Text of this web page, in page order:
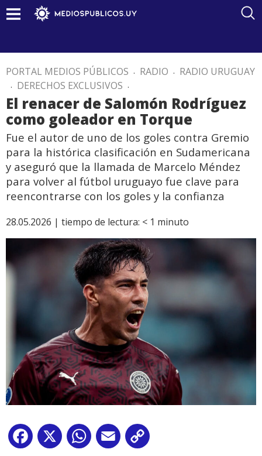
PORTAL MEDIOS PÚBLICOS . RADIO . RADIO URUGUAY
. DERECHOS EXCLUSIVOS .
El renacer de Salomón Rodríguez
como goleador en Torque
Fue el autor de uno de los goles contra Gremio
para la histórica clasificación en Sudamericana
y aseguró que la llamada de Marcelo Méndez
para volver al fútbol uruguayo fue clave para
reencontrarse con los goles y la confianza
28.05.2026 | tiempo de lectura: < 1 minuto
Facebook
X WhatsApp
Email